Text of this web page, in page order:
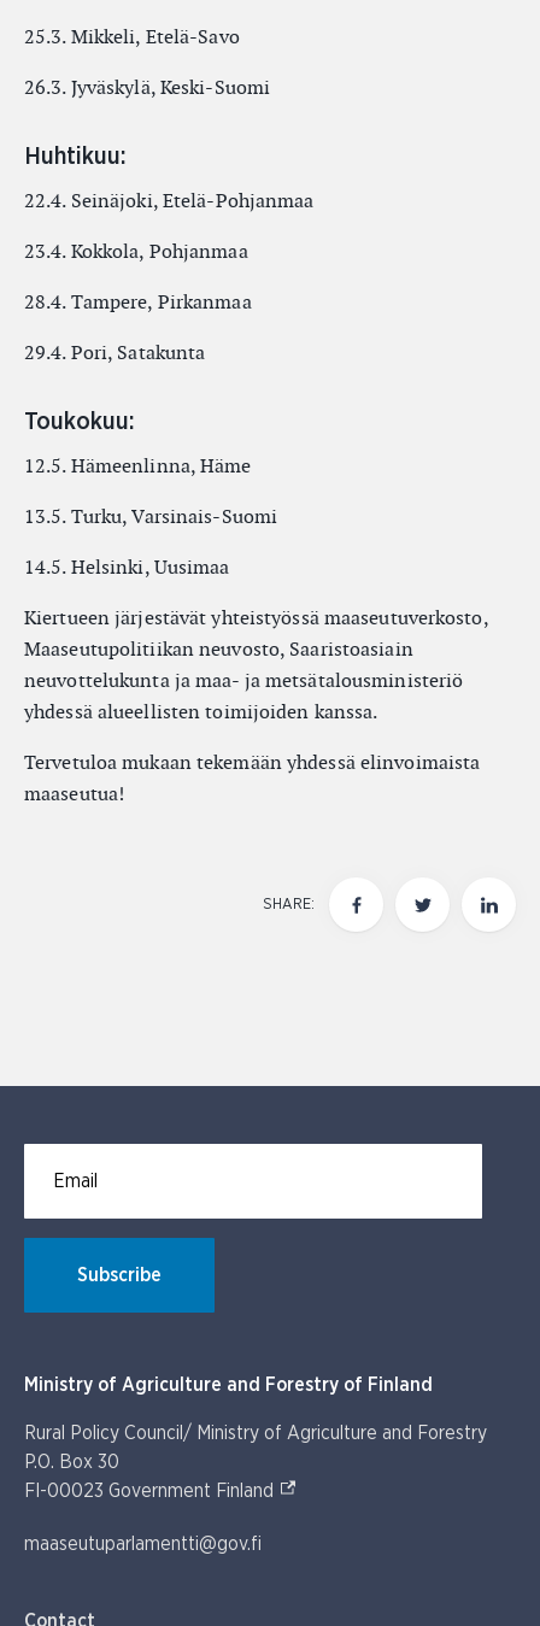
25.3. Mikkeli, Etelä-Savo
26.3. Jyväskylä, Keski-Suomi
Huhtikuu:
22.4. Seinäjoki, Etelä-Pohjanmaa
23.4. Kokkola, Pohjanmaa
28.4. Tampere, Pirkanmaa
29.4. Pori, Satakunta
Toukokuu:
12.5. Hämeenlinna, Häme
13.5. Turku, Varsinais-Suomi
14.5. Helsinki, Uusimaa
Kiertueen järjestävät yhteistyössä maaseutuverkosto,
Maaseutupolitiikan neuvosto, Saaristoasiain
neuvottelukunta ja maa- ja metsätalousministeriö
yhdessä alueellisten toimijoiden kanssa.
Tervetuloa mukaan tekemään yhdessä elinvoimaista
maaseutua!
SHARE:
Subscribe
Ministry of Agriculture and Forestry of Finland
Rural Policy Council/ Ministry of Agriculture and Forestry
P.O. Box 30
FI-00023 Government Finland (External link)
maaseutuparlamentti@gov.fi
Contact